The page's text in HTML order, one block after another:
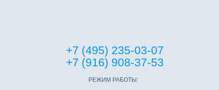
+7 (495) 235-03-07
+7 (916) 908-37-53
РЕЖИМ РАБОТЫ: